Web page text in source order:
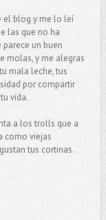
el blog y me lo leí
las que no ha
un buen
molas, y me alegras
mala leche, tus
por compartir
vida.
a los trolls que a
como viejas
tus cortinas.